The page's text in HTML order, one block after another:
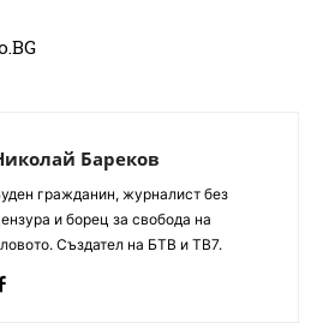
Бареков
гражданин, журналист без
и борец за свобода на
Създател на БТВ и ТВ7.